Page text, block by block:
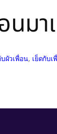
มา
บผัวเพื่อน, เย็ดกับเ